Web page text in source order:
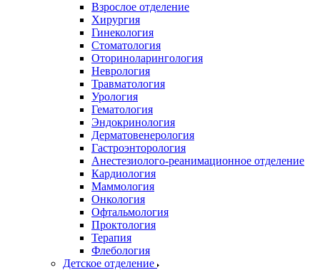
Взрослое отделение
Хирургия
Гинекология
Стоматология
Оториноларингология
Неврология
Травматология
Урология
Гематология
Эндокринология
Дерматовенерология
Гастроэнторология
Анестезиолого-реанимационное отделение
Кардиология
Маммология
Онкология
Офтальмология
Проктология
Терапия
Флебология
Детское отделение